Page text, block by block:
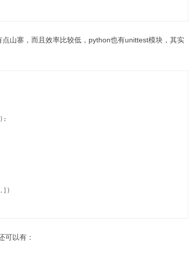
山寨，而且效率比较低，python也有unittest模块，其实
可以有：